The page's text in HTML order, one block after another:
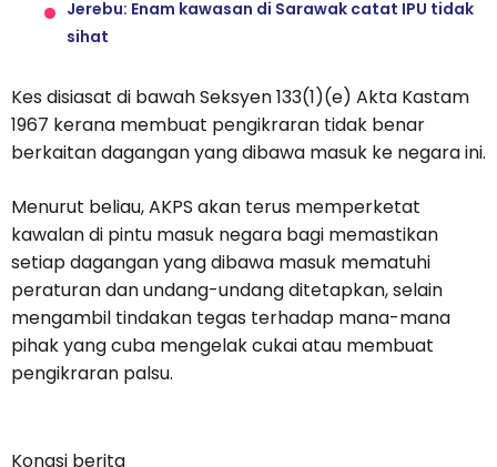
Jerebu: Enam kawasan di Sarawak catat IPU tidak
sihat
Kes disiasat di bawah Seksyen 133(1)(e) Akta Kastam
1967 kerana membuat pengikraran tidak benar
berkaitan dagangan yang dibawa masuk ke negara ini.
Menurut beliau, AKPS akan terus memperketat
kawalan di pintu masuk negara bagi memastikan
setiap dagangan yang dibawa masuk mematuhi
peraturan dan undang-undang ditetapkan, selain
mengambil tindakan tegas terhadap mana-mana
pihak yang cuba mengelak cukai atau membuat
pengikraran palsu.
Kongsi berita